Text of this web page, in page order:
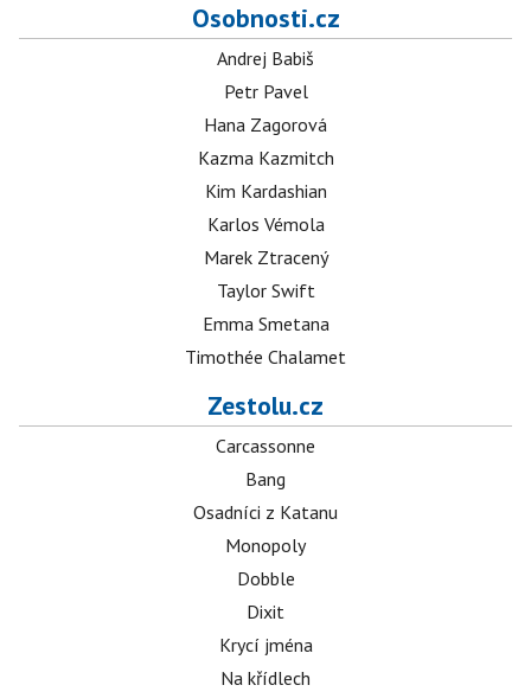
Osobnosti.cz
Andrej Babiš
Petr Pavel
Hana Zagorová
Kazma Kazmitch
Kim Kardashian
Karlos Vémola
Marek Ztracený
Taylor Swift
Emma Smetana
Timothée Chalamet
Zestolu.cz
Carcassonne
Bang
Osadníci z Katanu
Monopoly
Dobble
Dixit
Krycí jména
Na křídlech